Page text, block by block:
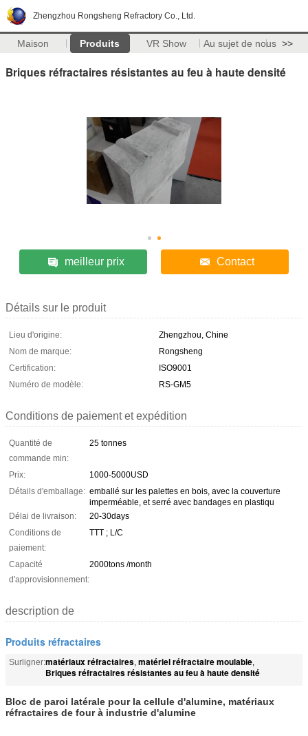
Zhengzhou Rongsheng Refractory Co., Ltd.
Maison Produits VR Show Au sujet de nous >>
Briques réfractaires résistantes au feu à haute densité
meilleur prix Contact
Détails sur le produit
Lieu d'origine:
Zhengzhou, Chine
Nom de marque:
Rongsheng
Certification:
ISO9001
Numéro de modèle:
RS-GM5
Conditions de paiement et expédition
Quantité de
commande min:
25 tonnes
Prix:
1000-5000USD
Détails d'emballage: emballé sur les palettes en bois, avec la couverture
imperméable, et serré avec bandages en plastiqu
Délai de livraison:
20-30days
Conditions de
paiement:
TTT ; L/C
Capacité
d'approvisionnement:
2000tons /month
description de
Produits réfractaires
Surligner:matériaux réfractaires, matériel réfractaire moulable,
Briques réfractaires résistantes au feu à haute densité
Bloc de paroi latérale pour la cellule d'alumine, matériaux
réfractaires de four à industrie d'alumine